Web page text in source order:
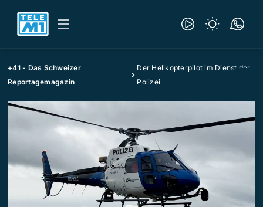
+41 - Das Schweizer
Reportagemagazin
Der Helikopterpilot im Dienst der
Polizei